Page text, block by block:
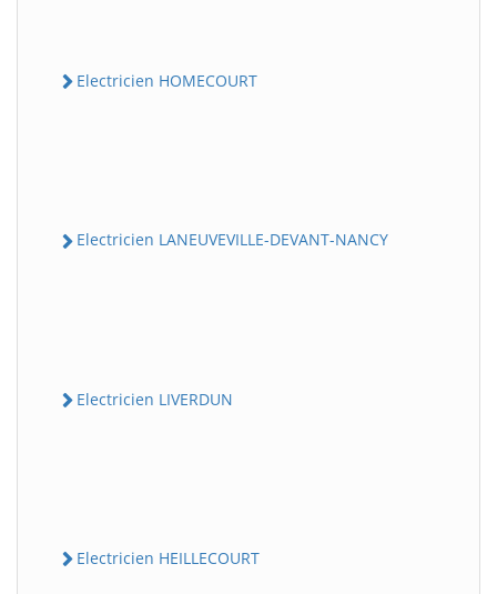
Electricien HOMECOURT
Electricien LANEUVEVILLE-DEVANT-NANCY
Electricien LIVERDUN
Electricien HEILLECOURT